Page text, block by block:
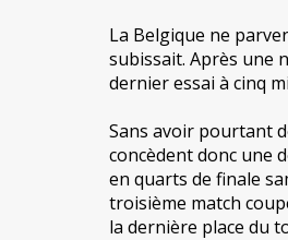
La Belgique ne
subissait. Après une
dernier essai à cinq
Sans avoir pourtant
concèdent donc une
en quarts de finale
troisième match
la dernière place du